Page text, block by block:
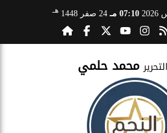
07:10 مـ 24 صفر 1448 هـ
محمد حلمي